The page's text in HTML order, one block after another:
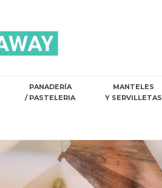
PANADERÍA
/ PASTELERIA
MANTELES
Y SERVILLETAS